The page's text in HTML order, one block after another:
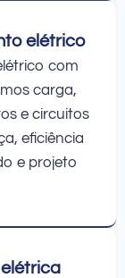
elétrico
com
carga,
e circuitos
eficiência
e projeto